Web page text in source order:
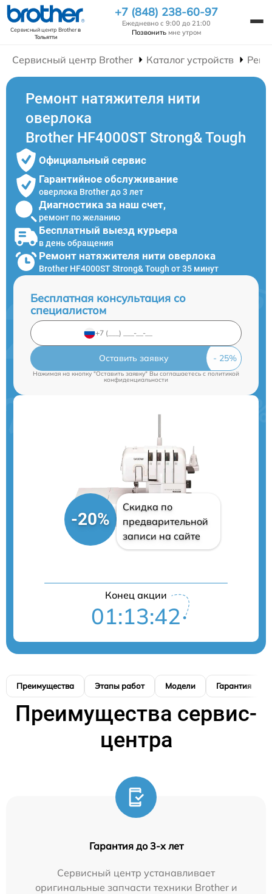
Сервисный центр Brotherв
Тольятти
+7 (848) 238-60-97
Ежедневно с 9:00 до 21:00
Позвонить мне утром
Сервисный центр Brother Каталог устройств
Ремонт натяжителя нити
оверлока
Brother HF4000ST Strong& Tough
Официальный сервис
Гарантийное обслуживание
оверлока Brother до 3 лет
Диагностика за наш счет,
ремонт по желанию
Бесплатный выезд курьера
в день обращения
Ремонт натяжителя нити оверлока
Brother HF4000ST Strong& Tough от 35 минут
Бесплатная консультация со
специалистом
Оставить заявку
Нажимая на кнопку "Оставить заявку" Вы соглашаетесь cполитикой
конфиденциальности
-20%
Скидка по
предварительной
записи на сайте
Конец акции
01:13:41
Преимущества Этапы работ Модели Гарантия
Преимущества сервис-
центра
Гарантия до 3-х лет
Сервисный центр устанавливает
оригинальные запчасти техники Brother и